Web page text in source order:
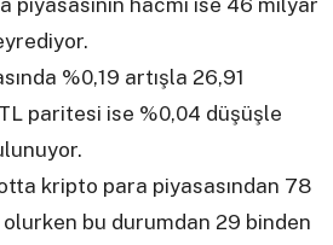
piyasasının hacmi ise 46 milyar
%0,19 artışla 26,91
paritesi ise %0,04 düşüşle
kripto para piyasasından 78
bu durumdan 29 binden